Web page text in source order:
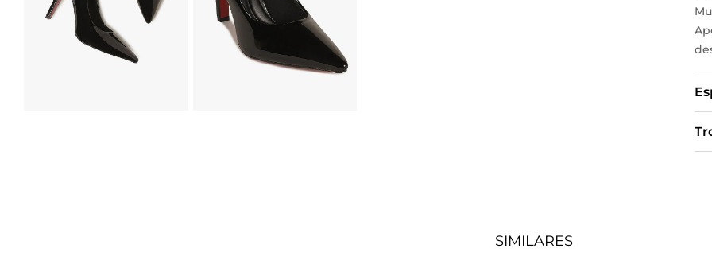
SIMILARES